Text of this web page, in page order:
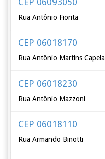
Rua Antônio Fiorita
CEP 06018170
Rua Antônio Martins Capela
CEP 06018230
Rua Antônio Mazzoni
CEP 06018110
Rua Armando Binotti